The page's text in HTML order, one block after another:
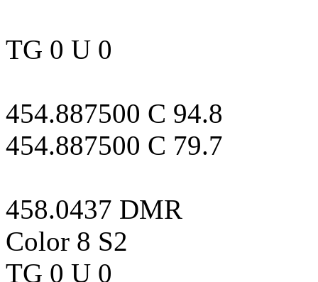
TG 0 U 0
454.887500 C 94.8
454.887500 C 79.7
458.0437 DMR
Color 8 S2
TG 0 U 0